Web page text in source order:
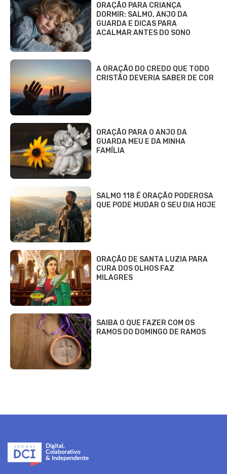
ORAÇÃO PARA CRIANÇA
DORMIR: SALMO, ANJO DA
GUARDA E DICAS PARA
ACALMAR ANTES DO SONO
A ORAÇÃO DO CREDO QUE TODO
CRISTÃO DEVERIA SABER DE COR
ORAÇÃO PARA O ANJO DA
GUARDA MEU E DA MINHA
FAMÍLIA
SALMO 118 É ORAÇÃO PODEROSA
QUE PODE MUDAR O SEU DIA HOJE
ORAÇÃO DE SANTA LUZIA PARA
CURA DOS OLHOS FAZ
MILAGRES
SAIBA O QUE FAZER COM OS
RAMOS DO DOMINGO DE RAMOS